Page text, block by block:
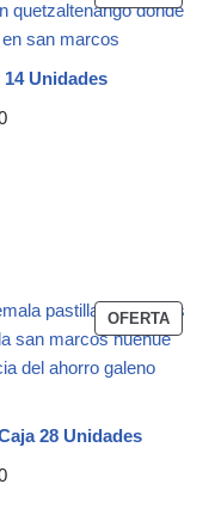
Unidades
OFERTA
28 Unidades